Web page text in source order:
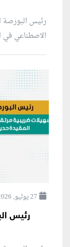
رئيس البورصة
الاصطناعي في
27 يوليو, 2026
رئيس